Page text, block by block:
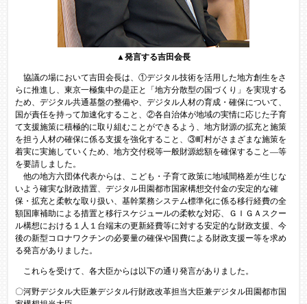
▲発言する吉田会長
協議の場において吉田会長は、①デジタル技術を活用した地方創生をさ
らに推進し、東京一極集中の是正と「地方分散型の国づくり」を実現する
ため、デジタル共通基盤の整備や、デジタル人材の育成・確保について、
国が責任を持って加速化すること、②各自治体が地域の実情に応じた子育
て支援施策に積極的に取り組むことができるよう、地方財源の拡充と施策
を担う人材の確保に係る支援を強化すること、③町村がさまざまな施策を
着実に実施していくため、地方交付税等一般財源総額を確保すること―等
を要請しました。
他の地方六団体代表からは、こども・子育て政策に地域間格差が生じな
いよう確実な財政措置、デジタル田園都市国家構想交付金の安定的な確
保・拡充と柔軟な取り扱い、基幹業務システム標準化に係る移行経費の全
額国庫補助による措置と移行スケジュールの柔軟な対応、ＧＩＧＡスクー
ル構想における１人１台端末の更新経費等に対する安定的な財政支援、今
後の新型コロナワクチンの必要量の確保や国費による財政支援ー等を求め
る発言がありました。
これらを受けて、各大臣からは以下の通り発言がありました。
〇河野デジタル大臣兼デジタル行財政改革担当大臣兼デジタル田園都市国